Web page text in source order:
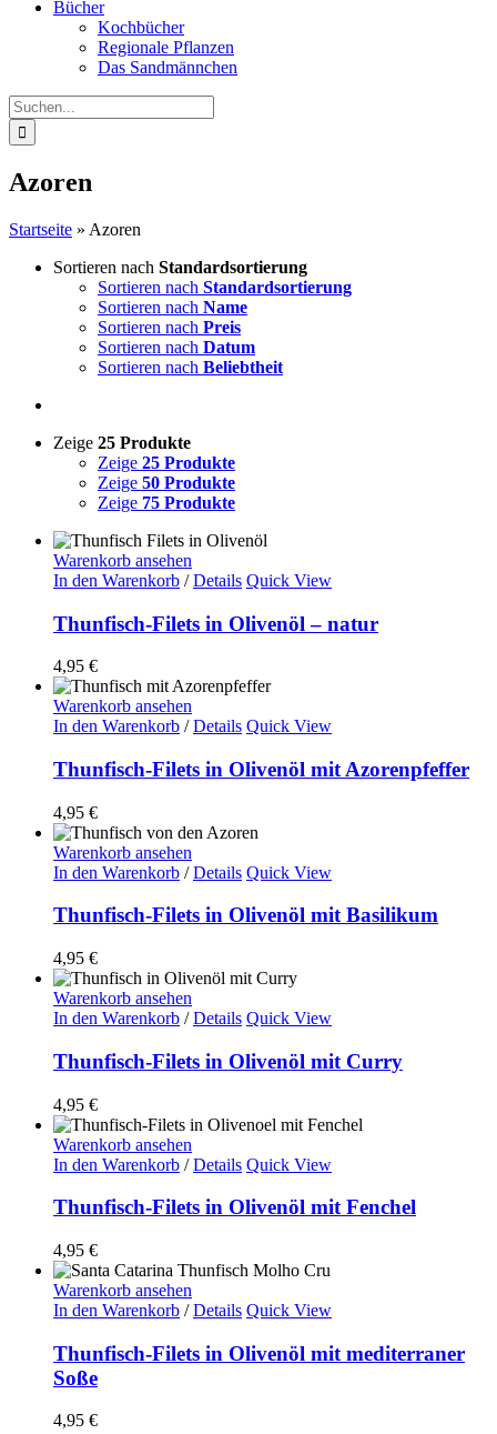
Bücher
Kochbücher
Regionale Pflanzen
Das Sandmännchen
Suche
nach:
Azoren
Startseite » Azoren
Sortieren nach Standardsortierung
Sortieren nach Standardsortierung
Sortieren nach Name
Sortieren nach Preis
Sortieren nach Datum
Sortieren nach Beliebtheit
Zeige 25 Produkte
Zeige 25 Produkte
Zeige 50 Produkte
Zeige 75 Produkte
Warenkorb ansehen
In den Warenkorb / Details Quick View
Thunfisch-Filets in Olivenöl – natur
4,95 €
Warenkorb ansehen
In den Warenkorb / Details Quick View
Thunfisch-Filets in Olivenöl mit Azorenpfeffer
4,95 €
Warenkorb ansehen
In den Warenkorb / Details Quick View
Thunfisch-Filets in Olivenöl mit Basilikum
4,95 €
Warenkorb ansehen
In den Warenkorb / Details Quick View
Thunfisch-Filets in Olivenöl mit Curry
4,95 €
Warenkorb ansehen
In den Warenkorb / Details Quick View
Thunfisch-Filets in Olivenöl mit Fenchel
4,95 €
Warenkorb ansehen
In den Warenkorb / Details Quick View
Thunfisch-Filets in Olivenöl mit mediterraner
Soße
4,95 €